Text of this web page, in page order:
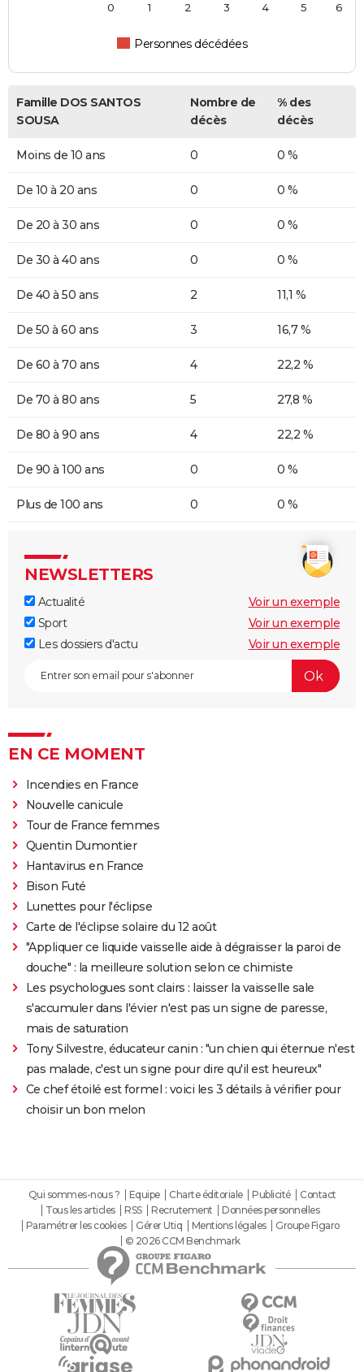
Personnes décédées
0 1 2 3 4 5 6
Famille DOS SANTOS
SOUSA
Nombre de
décès
% des
décès
Moins de 10 ans 0 0 %
De 10 à 20 ans 0 0 %
De 20 à 30 ans 0 0 %
De 30 à 40 ans 0 0 %
De 40 à 50 ans 2 11,1 %
De 50 à 60 ans 3 16,7 %
De 60 à 70 ans 4 22,2 %
De 70 à 80 ans 5 27,8 %
De 80 à 90 ans 4 22,2 %
De 90 à 100 ans 0 0 %
Plus de 100 ans 0 0 %
NEWSLETTERS
Actualité
Voir un exemple
Sport
Voir un exemple
Les dossiers d'actu
Voir un exemple
EN CE MOMENT
Incendies en France
Nouvelle canicule
Tour de France femmes
Quentin Dumontier
Hantavirus en France
Bison Futé
Lunettes pour l'éclipse
Carte de l'éclipse solaire du 12 août
"Appliquer ce liquide vaisselle aide à dégraisser la paroi de
douche" : la meilleure solution selon ce chimiste
Les psychologues sont clairs : laisser la vaisselle sale
s'accumuler dans l'évier n'est pas un signe de paresse,
mais de saturation
Tony Silvestre, éducateur canin : "un chien qui éternue n'est
pas malade, c'est un signe pour dire qu'il est heureux"
Ce chef étoilé est formel : voici les 3 détails à vérifier pour
choisir un bon melon
Qui sommes-nous ? Equipe Charte éditoriale Publicité
Contact
Tous les articles
RSS Recrutement
Données personnelles
Paramétrer les cookies
Gérer Utiq Mentions légales
Groupe Figaro
© 2026 CCM Benchmark